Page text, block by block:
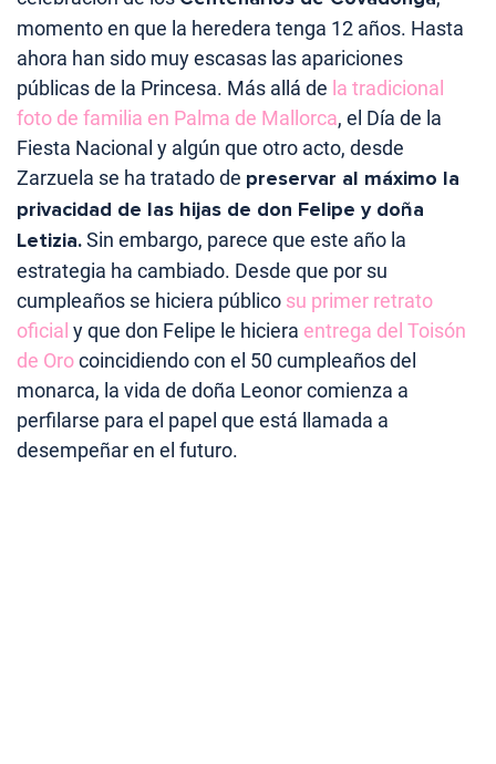
momento en que la heredera tenga 12 años. Hasta
ahora han sido muy escasas las apariciones
públicas de la Princesa. Más allá de la tradicional
foto de familia en Palma de Mallorca, el Día de la
Fiesta Nacional y algún que otro acto, desde
Zarzuela se ha tratado de preservar al máximo la
privacidad de las hijas de don Felipe y doña
Letizia.Sin embargo, parece que este año la
estrategia ha cambiado. Desde que por su
cumpleaños se hiciera público su primer retrato
oficial y que don Felipe le hiciera entrega del Toisón
de Orocoincidiendo con el 50 cumpleaños del
monarca, la vida de doña Leonor comienza a
perfilarse para el papel que está llamada a
desempeñar en el futuro.